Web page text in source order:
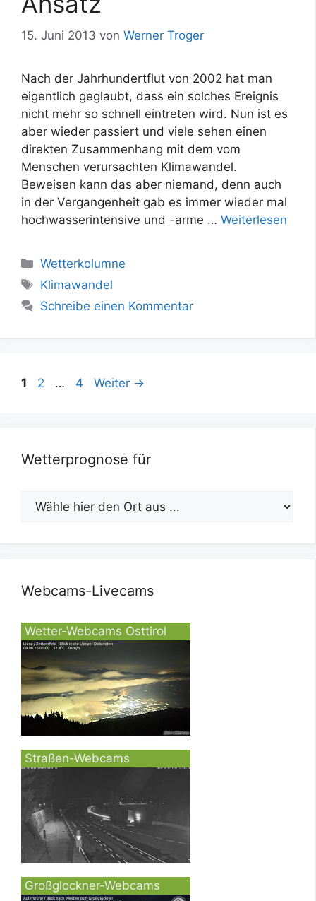
15. Juni 2013 von Werner Troger
Nach der Jahrhundertflut von 2002 hat man
eigentlich geglaubt, dass ein solches Ereignis
nicht mehr so schnell eintreten wird. Nun ist es
aber wieder passiert und viele sehen einen
direkten Zusammenhang mit dem vom
Menschen verursachten Klimawandel.
Beweisen kann das aber niemand, denn auch
in der Vergangenheit gab es immer wieder mal
hochwasserintensive und -arme … Weiterlesen
Kategorien
Wetterkolumne
Schlagwörter
Klimawandel
Schreibe einen Kommentar
Seite
1 Seite
2 … Seite
4 Weiter →
Wetterprognose für
Webcams-Livecams
Wetter-Webcams Osttirol
Straßen-Webcams
Großglockner-Webcams